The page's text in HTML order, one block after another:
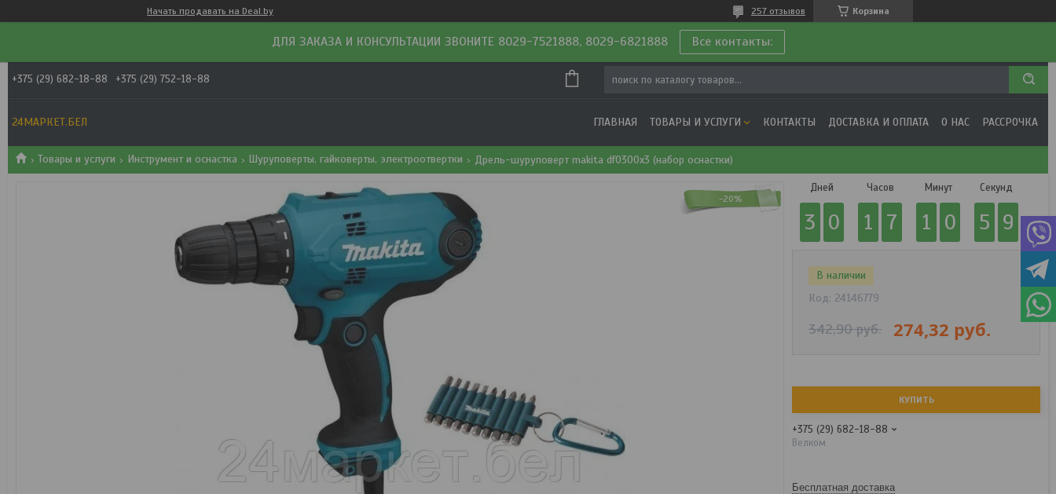
Начать продавать на Deal.by Корзина
257 отзывов
ДЛЯ ЗАКАЗА И КОНСУЛЬТАЦИИ ЗВОНИТЕ 8029-7521888, 8029-6821888 Все контакты:
+375 (29) 682-18-88 +375 (29) 752-18-88
24МАРКЕТ.БЕЛ ГЛАВНАЯ ТОВАРЫ И УСЛУГИ КОНТАКТЫ ДОСТАВКА И ОПЛАТА О НАС РАССРОЧКА
Товары и услуги Инструмент и оснастка Шуруповерты, гайковерты, электроотвертки Дрель-шуруповерт makita df0300x3 (набор оснастки)
-20%
Дней
3 0
Часов
1 7
Минут
1 0
Секунд
5 9
В наличии
Код: 24146779
342,90руб. 274,32 руб.
КУПИТЬ
+375 (29) 682-18-88
Велком
Бесплатная доставка